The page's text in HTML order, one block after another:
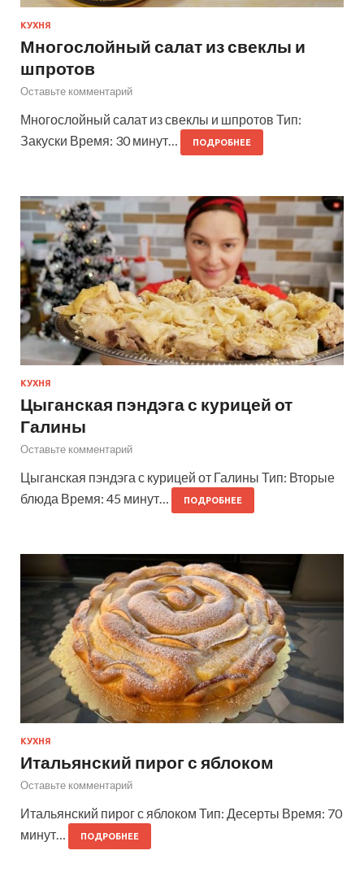
КУХНЯ
Многослойный салат из свеклы и
шпротов
Оставьте комментарий
Многослойный салат из свеклы и шпротов Тип:
Закуски Время: 30 минут…
ПОДРОБНЕЕ
КУХНЯ
Цыганская пэндэга с курицей от
Галины
Оставьте комментарий
Цыганская пэндэга с курицей от Галины Тип: Вторые
блюда Время: 45 минут…
ПОДРОБНЕЕ
КУХНЯ
Итальянский пирог с яблоком
Оставьте комментарий
Итальянский пирог с яблоком Тип: Десерты Время: 70
минут…
ПОДРОБНЕЕ